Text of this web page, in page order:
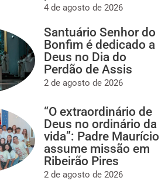
4 de agosto de 2026
Santuário Senhor do
Bonfim é dedicado a
Deus no Dia do
Perdão de Assis
2 de agosto de 2026
“O extraordinário de
Deus no ordinário da
vida”: Padre Maurício
assume missão em
Ribeirão Pires
2 de agosto de 2026